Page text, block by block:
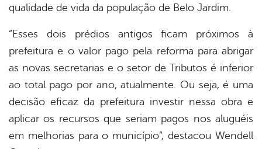
qualidade de vida da população de Belo Jardim.
“Esses dois prédios antigos ficam próximos à
prefeitura e o valor pago pela reforma para abrigar
as novas secretarias e o setor de Tributos é inferior
ao total pago por ano, atualmente. Ou seja, é uma
decisão eficaz da prefeitura investir nessa obra e
aplicar os recursos que seriam pagos nos aluguéis
em melhorias para o município”, destacou Wendell